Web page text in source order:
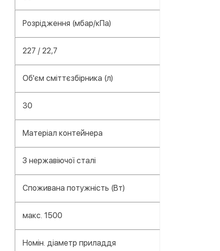
Розрідження (мбар/кПа)
227 / 22,7
Об'єм сміттєзбірника (л)
30
Матеріал контейнера
З нержавіючої сталі
Споживана потужність (Вт)
макс. 1500
Номін. діаметр приладдя